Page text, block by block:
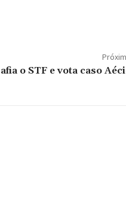
o STF e vota caso